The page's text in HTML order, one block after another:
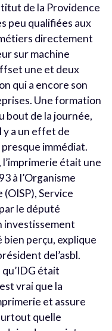
de la Providence
peu qualifiées aux
directement
sur machine
une et deux
qui a encore son
Une formation
bout de la journée,
y a un effet de
immédiat.
était une
à l’Organisme
Service
le député
investissement
bien perçu, explique
del’asbl.
était
vrai que la
et assure
quelle